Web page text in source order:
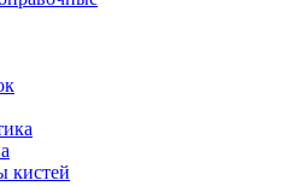
кистей